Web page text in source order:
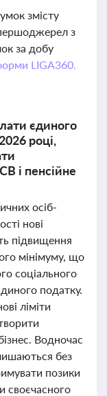
змісту
з
за добу
LIGA360.
єдиного
році,
і пенсійне
осіб-
нові
підвищення
мінімуму, що
соціального
податку.
ліміти
Водночас
без
позики
своєчасного